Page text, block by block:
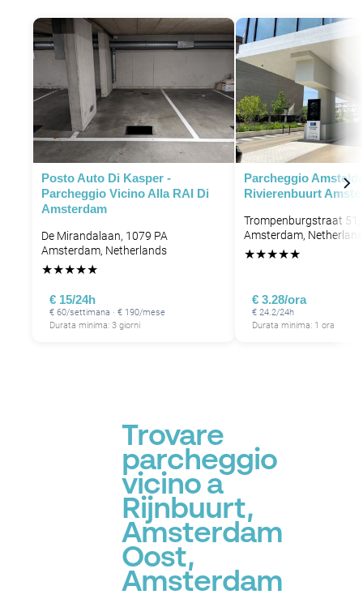
Posto Auto Di Kasper -
Parcheggio Vicino Alla RAI Di
Amsterdam
De Mirandalaan, 1079 PA
Amsterdam, Netherlands
★★★★★
€ 15/24h
€ 60/settimana · € 190/mese
Durata minima: 3 giorni
Parcheggio
Rivierenbuurt
Trompenburgstraat 51,
Amsterdam,
★★★★★
€ 3.28/ora
€ 24.2/24h
Durata minima: 1 ora
Trovare
parcheggio
vicino a
Rijnbuurt,
Amsterdam
Oost,
Amsterdam